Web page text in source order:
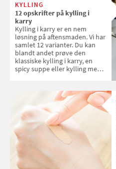
KYLLING
12 opskrifter på kylling i
karry
Kylling i karry er en nem
løsning på aftensmaden. Vi har
samlet 12 varianter. Du kan
blandt andet prøve den
klassiske kylling i karry, en
spicy suppe eller kylling med